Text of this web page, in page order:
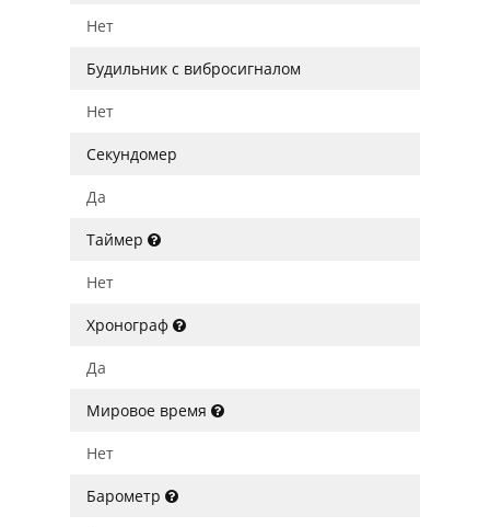
Нет
Будильник с вибросигналом
Нет
Секундомер
Да
Таймер
Нет
Хронограф
Да
Мировое время
Нет
Барометр